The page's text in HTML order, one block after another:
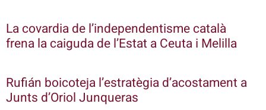
La covardia de l’independentisme català
frena la caiguda de l’Estat a Ceuta i Melilla
Rufián boicoteja l’estratègia d’acostament a
Junts d’Oriol Junqueras